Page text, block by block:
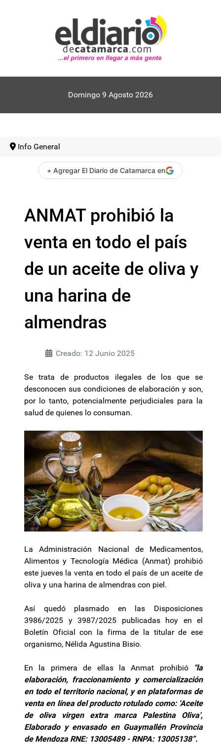
Domingo 9 Agosto 2026
Info General
+ Agregar El Diario de Catamarca en
ANMAT prohibió la
venta en todo el país
de un aceite de oliva y
una harina de
almendras
Creado: 12 Junio 2025
Se trata de productos ilegales de los que se
desconocen sus condiciones de elaboración y son,
por lo tanto, potencialmente perjudiciales para la
salud de quienes lo consuman.
La Administración Nacional de Medicamentos,
Alimentos y Tecnología Médica (Anmat) prohibió
este jueves la venta en todo el país de un aceite de
oliva y una harina de almendras con piel.
Así quedó plasmado en las Disposiciones
3986/2025 y 3987/2025 publicadas hoy en el
Boletín Oficial con la firma de la titular de ese
organismo, Nélida Agustina Bisio.
En la primera de ellas la Anmat prohibió"la
elaboración, fraccionamiento y comercialización
en todo el territorio nacional, y en plataformas de
venta en línea del producto rotulado como: 'Aceite
de oliva virgen extra marca Palestina Oliva',
Elaborado y envasado en Guaymallén Provincia
de Mendoza RNE: 13005489 - RNPA: 13005138”.